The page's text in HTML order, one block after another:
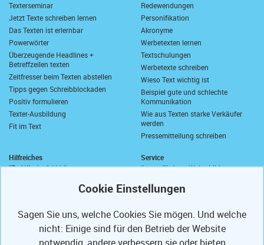
Texterseminar
Jetzt Texte schreiben lernen
Das Texten ist erlernbar
Powerwörter
Überzeugende Headlines +
Betreffzeilen texten
Zeitfresser beim Texten abstellen
Tipps gegen Schreibblockaden
Positiv formulieren
Texter-Ausbildung
Fit im Text
Redewendungen
Personifikation
Akronyme
Werbetexten lernen
Textschulungen
Werbetexte schreiben
Wieso Text wichtig ist
Beispiel gute und schlechte
Kommunikation
Wie aus Texten starke Verkäufer
werden
Pressemitteilung schreiben
Hilfreiches
"Zu Händen" Abkürzung
Wie schreibt man "wie viel"?
Längstes deutsches Wort
Anrede in E-Mails
Anschriften und Anreden
Service
Ihre geförderte Weiterbildung
Ihre Texterfibel
Homepage-Test
Muster-Widerrufsformular
Partner
Sagen Sie uns, welche Cookies Sie mögen. Und welche
nicht: Einige sind für den Betrieb der Website